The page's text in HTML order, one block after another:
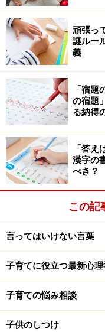
子がいるのです。こ
違いによるものです
一方の環境要因とは
の余地がある場合で
っかく決めた家庭
す。あってないよう
りのマイルールで動
思います。
もう1つは、親の注
ケースです。2人目
返りを経験したこと
分かると思いますが
います。あの手この
れで向けられるマ
が、たとえつりあ
してしまうのです。
ません。ですが、子
頑張っ
謎ルー
義
「宿
の宿題
る納得
「答
漢字の
べき？
この記
言ってはいけない言葉
子育てに役立つ最新心理
子育ての悩み相談
子供のしつけ